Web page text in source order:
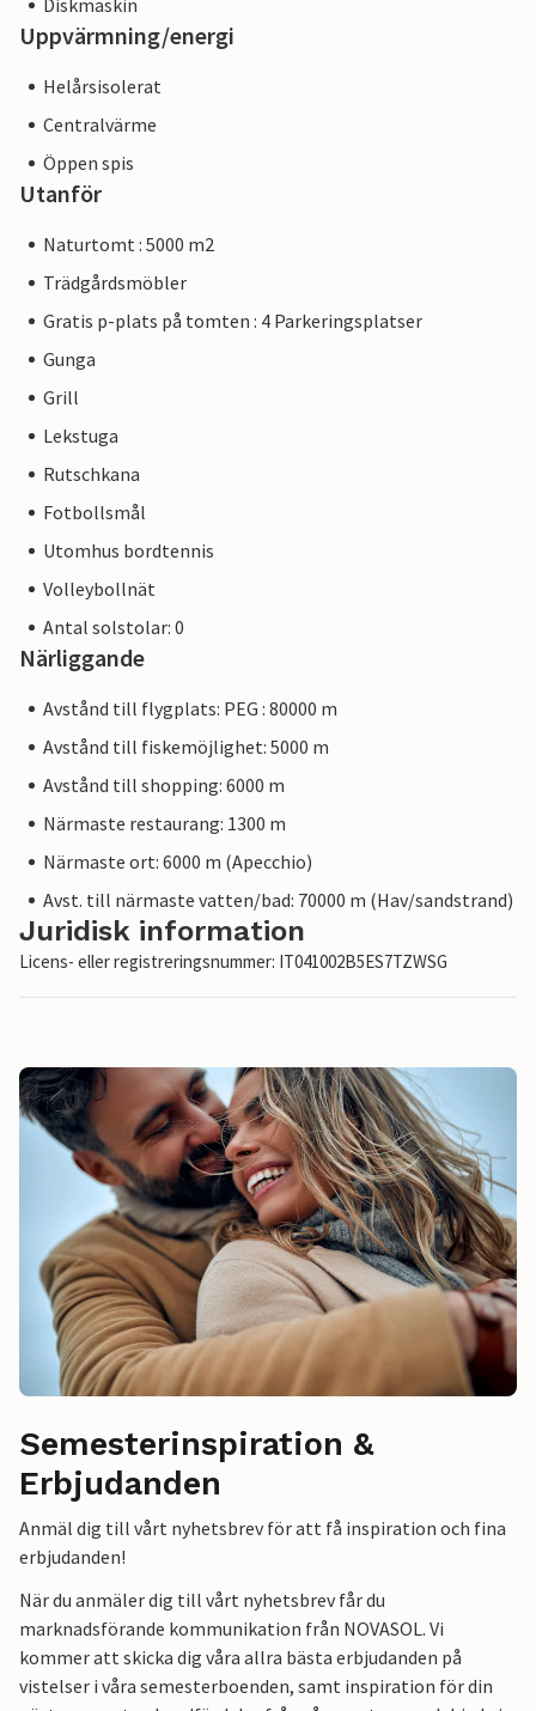
Diskmaskin
Uppvärmning/energi
Helårsisolerat
Centralvärme
Öppen spis
Utanför
Naturtomt : 5000 m2
Trädgårdsmöbler
Gratis p-plats på tomten : 4 Parkeringsplatser
Gunga
Grill
Lekstuga
Rutschkana
Fotbollsmål
Utomhus bordtennis
Volleybollnät
Antal solstolar: 0
Närliggande
Avstånd till flygplats: PEG : 80000 m
Avstånd till fiskemöjlighet: 5000 m
Avstånd till shopping: 6000 m
Närmaste restaurang: 1300 m
Närmaste ort: 6000 m (Apecchio)
Avst. till närmaste vatten/bad: 70000 m (Hav/sandstrand)
Juridisk information
Licens- eller registreringsnummer: IT041002B5ES7TZWSG
Semesterinspiration &
Erbjudanden
Anmäl dig till vårt nyhetsbrev för att få inspiration och fina
erbjudanden!
När du anmäler dig till vårt nyhetsbrev får du
marknadsförande kommunikation från NOVASOL. Vi
kommer att skicka dig våra allra bästa erbjudanden på
vistelser i våra semesterboenden, samt inspiration för din